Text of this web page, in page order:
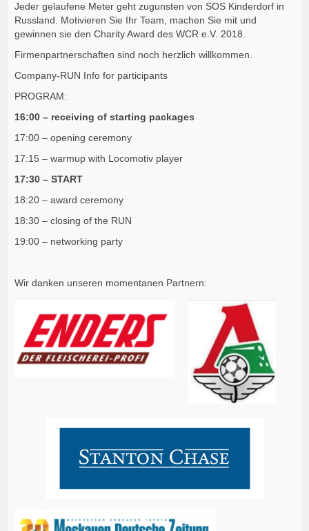
Jeder gelaufene Meter geht zugunsten von SOS Kinderdorf in
Russland. Motivieren Sie Ihr Team, machen Sie mit und
gewinnen sie den Charity Award des WCR e.V. 2018.
Firmenpartnerschaften sind noch herzlich willkommen.
Company-RUN Info for participants
PROGRAM:
16:00 – receiving of starting packages
17:00 – opening ceremony
17:15 – warmup with Locomotiv player
17:30 – START
18:20 – award ceremony
18:30 – closing of the RUN
19:00 – networking party
Wir danken unseren momentanen Partnern: